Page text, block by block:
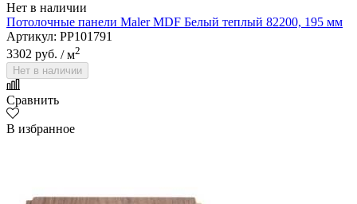
Нет в наличии
Потолочные панели Maler MDF Белый теплый 82200, 195 мм
Артикул: PP101791
3302 руб. / м2
Нет в наличии
Сравнить
В избранное